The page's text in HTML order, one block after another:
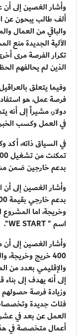
والباقي من العمال
الآلية الجديدة منع
تكرار الفرصة مرى
الذين لم يحالفهم
وفيما يتعلق
دولار، مشيراً إلى أنه
في العمل وكسب
في السياق ذاته، أكد
بدعم خارجين ضمن
وأشار الغصين إلى أن
وخريجة، اما المشروع
اسم " WE START".
400 خريج
والإقليمي بعدد من
إلى أنه يهدف إلى
وزيادة فرصة
فئات جديدة
العمل عن بعد في
أعمال متخصصة في